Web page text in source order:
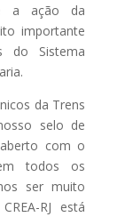
a ação da
importante
do Sistema
da Trens
selo de
com o
todos os
ser muito
RJ está